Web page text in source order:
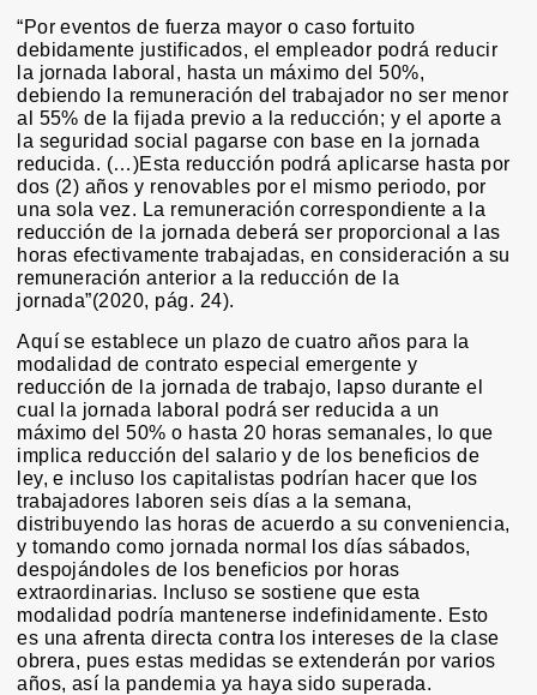
“Por eventos de fuerza mayor o caso fortuito
debidamente justificados, el empleador podrá reducir
la jornada laboral, hasta un máximo del 50%,
debiendo la remuneración del trabajador no ser menor
al 55% de la fijada previo a la reducción; y el aporte a
la seguridad social pagarse con base en la jornada
reducida. (…)Esta reducción podrá aplicarse hasta por
dos (2) años y renovables por el mismo periodo, por
una sola vez. La remuneración correspondiente a la
reducción de la jornada deberá ser proporcional a las
horas efectivamente trabajadas, en consideración a su
remuneración anterior a la reducción de la
jornada”(2020, pág. 24).
Aquí se establece un plazo de cuatro años para la
modalidad de contrato especial emergente y
reducción de la jornada de trabajo, lapso durante el
cual la jornada laboral podrá ser reducida a un
máximo del 50% o hasta 20 horas semanales, lo que
implica reducción del salario y de los beneficios de
ley, e incluso los capitalistas podrían hacer que los
trabajadores laboren seis días a la semana,
distribuyendo las horas de acuerdo a su conveniencia,
y tomando como jornada normal los días sábados,
despojándoles de los beneficios por horas
extraordinarias. Incluso se sostiene que esta
modalidad podría mantenerse indefinidamente. Esto
es una afrenta directa contra los intereses de la clase
obrera, pues estas medidas se extenderán por varios
años, así la pandemia ya haya sido superada.